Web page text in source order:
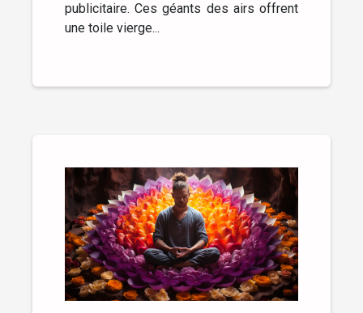
publicitaire. Ces géants des airs offrent
une toile vierge...